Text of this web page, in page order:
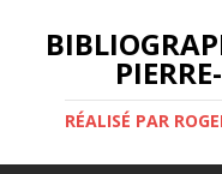
RÉALISÉ PAR